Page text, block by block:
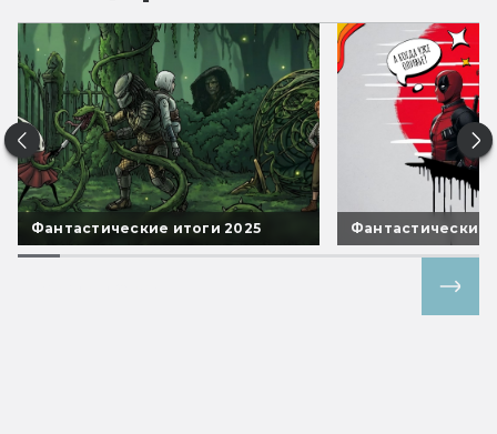
Фантастические итоги 2025 Фантастические